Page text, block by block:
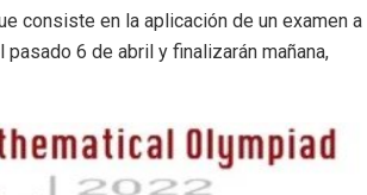
consiste en la aplicación de un examen a
6 de abril y finalizarán mañana,